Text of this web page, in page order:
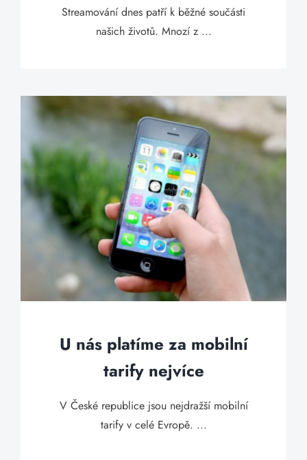
Streamování dnes patří k běžné součásti
našich životů. Mnozí z ...
U nás platíme za mobilní
tarify nejvíce
V České republice jsou nejdražší mobilní
tarify v celé Evropě. ...